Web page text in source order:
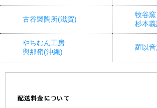
古谷製陶所(滋賀)
牧谷窯
杉本
やちむん工房
與那嶺(沖縄)
羅以